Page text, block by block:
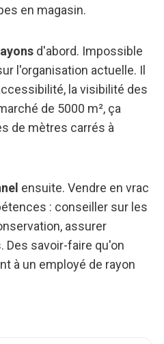
en magasin.
d'abord. Impossible
l'organisation actuelle. Il
la visibilité des
de 5000 m², ça
de mètres carrés à
ensuite. Vendre en vrac
: conseiller sur les
assurer
savoir-faire qu'on
à un employé de rayon